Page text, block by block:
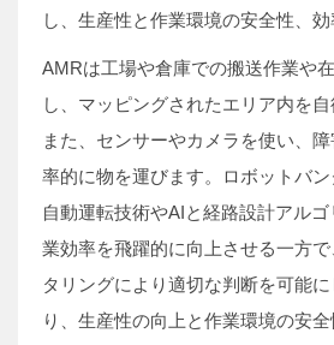
し、生産性と作業環境の安全性、効
AMRは工場や倉庫での搬送作業や
し、マッピングされたエリア内を自
また、センサーやカメラを使い、
率的に物を運びます。ロボットバ
自動運転技術やAIと経路設計アル
業効率を飛躍的に向上させる一方
タリングにより適切な判断を可能
り、生産性の向上と作業環境の安